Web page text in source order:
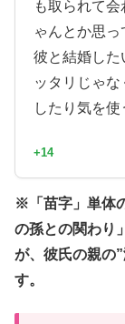
も取られて
ゃんとか思
彼と結婚した
ッタリじゃ
したり気を使
+14
※「苗字」単体
の孫との関わり
が、彼氏の親の
す。